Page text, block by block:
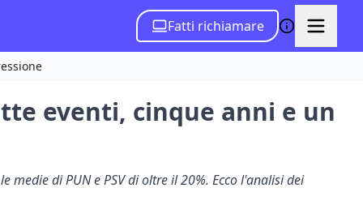
Fatti richiamare
eventi, cinque anni e un
di PUN e PSV di oltre il 20%. Ecco l'analisi dei